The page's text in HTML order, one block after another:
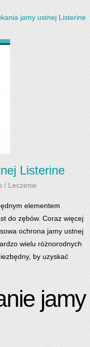
jamy ustnej Listerine
Listerine
/ Leczenie
elementem
do zębów. Coraz więcej
ochrona jamy ustnej
wielu różnorodnych
by uzyskać
jamy